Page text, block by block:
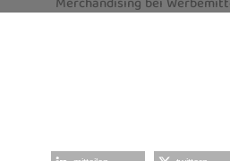
MERCHANDISING